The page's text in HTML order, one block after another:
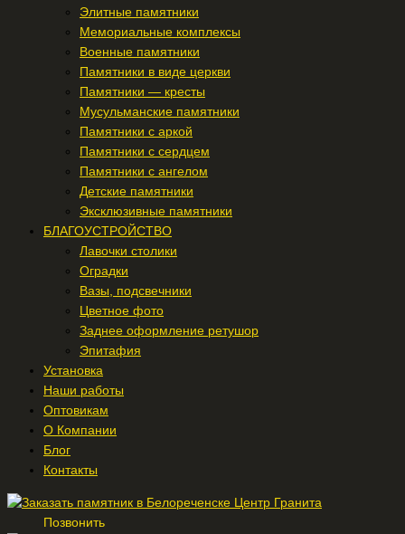
Элитные памятники
Мемориальные комплексы
Военные памятники
Памятники в виде церкви
Памятники — кресты
Мусульманские памятники
Памятники с аркой
Памятники с сердцем
Памятники с ангелом
Детские памятники
Эксклюзивные памятники
БЛАГОУСТРОЙСТВО
Лавочки столики
Оградки
Вазы, подсвечники
Цветное фото
Заднее оформление ретушор
Эпитафия
Установка
Наши работы
Оптовикам
О Компании
Блог
Контакты
Позвонить